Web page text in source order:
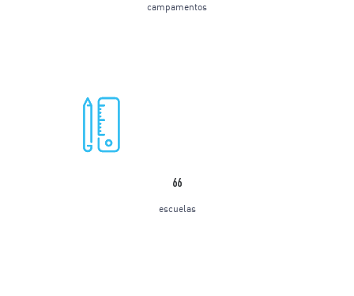
campamentos
66
escuelas